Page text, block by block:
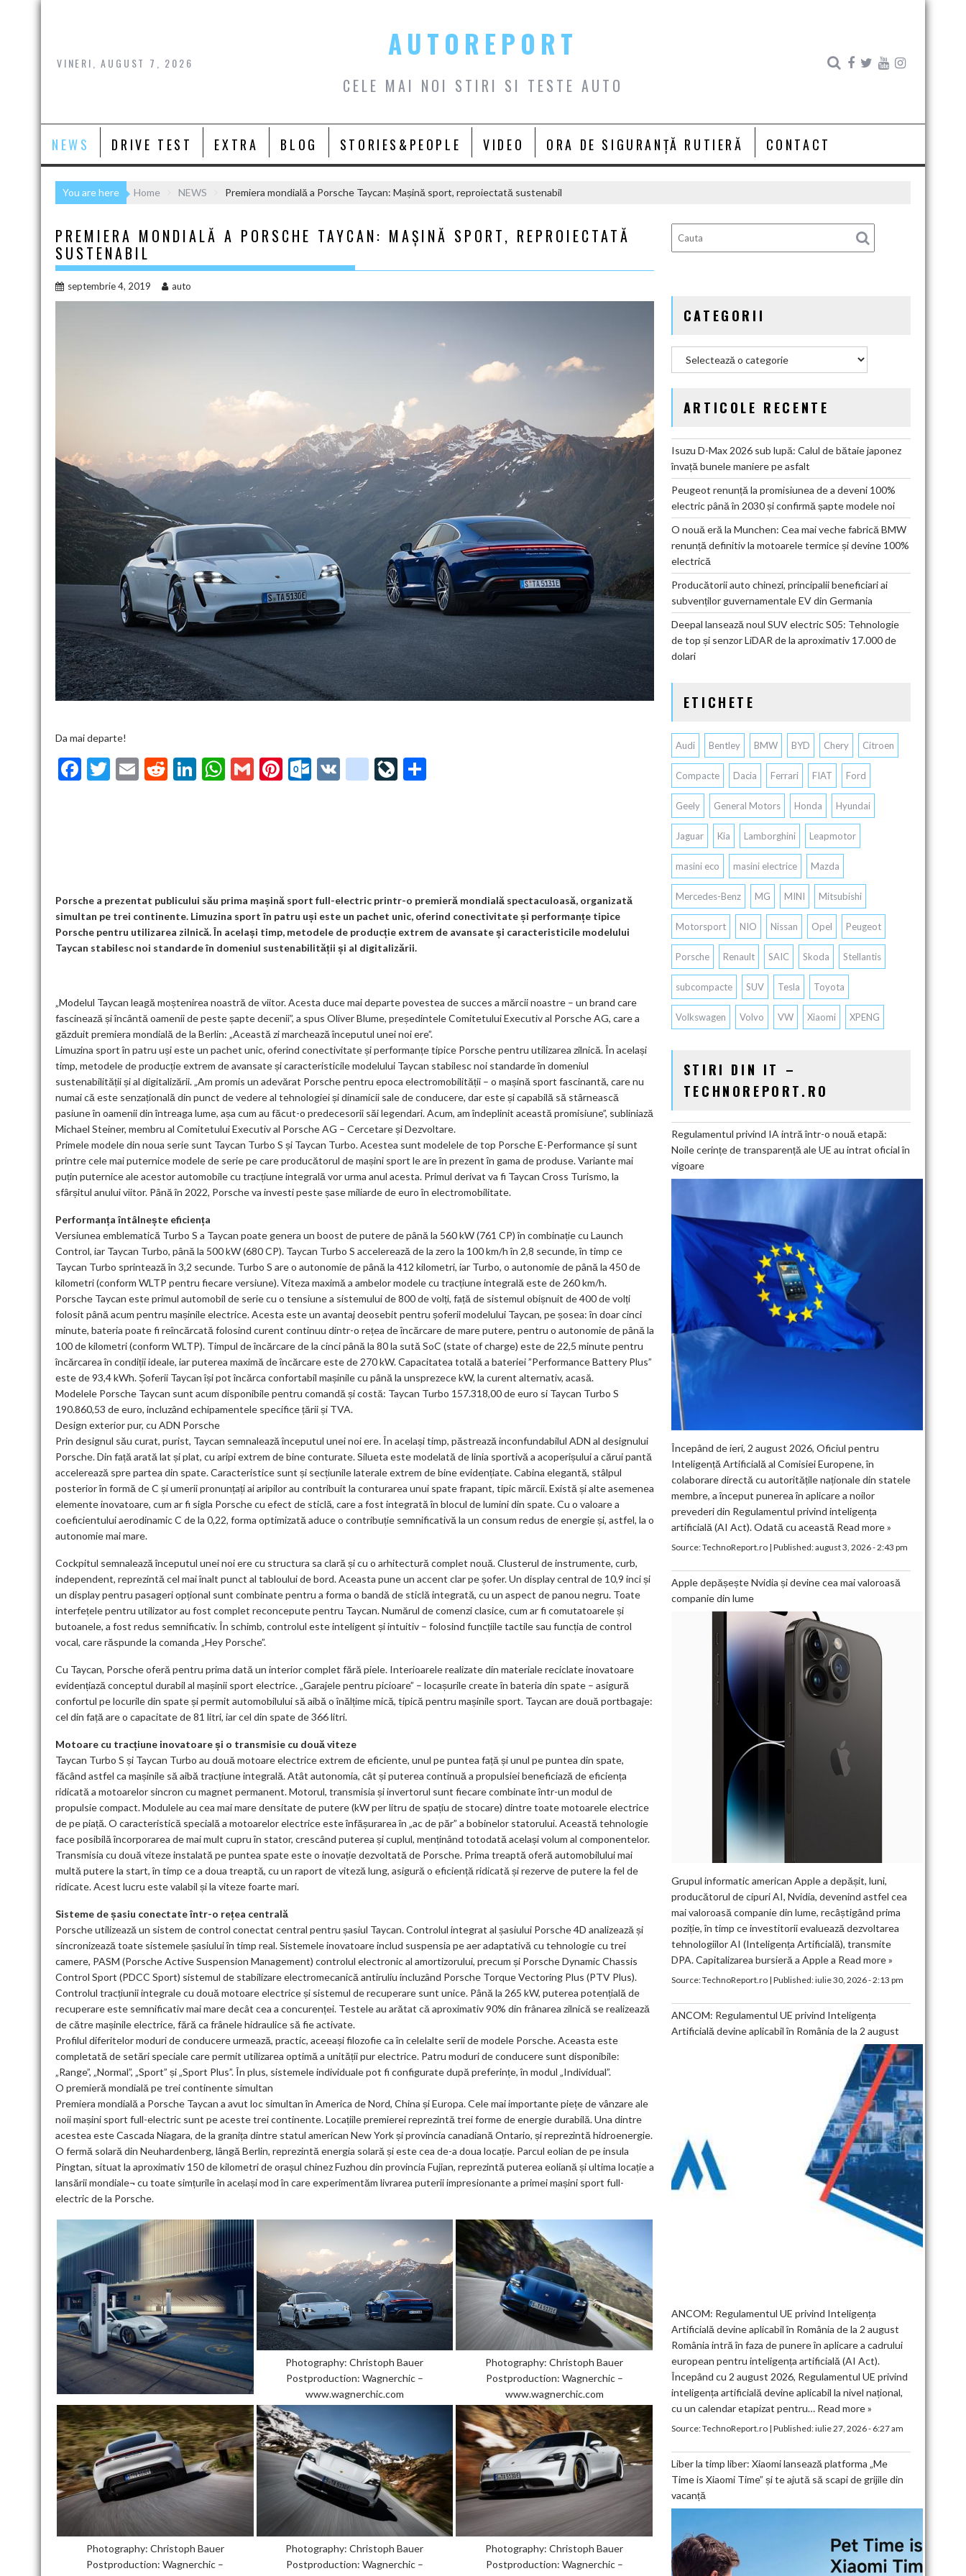
Skip
VINERI, AUGUST 7, 2026
AUTOREPORT
CELE MAI NOI STIRI SI TESTE AUTO
NEWS DRIVE TEST EXTRA BLOG STORIES&PEOPLE VIDEO ORA DE SIGURANȚĂ RUTIERĂ CONTACT
You are here Home NEWS Premiera mondială a Porsche Taycan: Mașină sport, reproiectată sustenabil
PREMIERA MONDIALĂ A PORSCHE TAYCAN: MAȘINĂ SPORT, REPROIECTATĂ
SUSTENABIL
septembrie 4, 2019 auto
Da mai departe!
F
k
T
E
R
Li W
p
G
Pi O
m
V
g
o
o
k
ar
ks
Li
Porsche a prezentat publicului său prima mașină sport full-electric printr-o premieră mondială spectaculoasă, organizată
simultan pe trei continente. Limuzina sport în patru uși este un pachet unic, oferind conectivitate și performanțe tipice
Porsche pentru utilizarea zilnică. În același timp, metodele de producție extrem de avansate și caracteristicile modelului
Taycan stabilesc noi standarde în domeniul sustenabilității și al digitalizării.
„Modelul Taycan leagă moștenirea noastră de viitor. Acesta duce mai departe povestea de succes a mărcii noastre – un brand care
fascinează și încântă oamenii de peste șapte decenii”, a spus Oliver Blume, președintele Comitetului Executiv al Porsche AG, care a
găzduit premiera mondială de la Berlin: „Această zi marchează începutul unei noi ere”.
Limuzina sport în patru uși este un pachet unic, oferind conectivitate și performanțe tipice Porsche pentru utilizarea zilnică. În același
timp, metodele de producție extrem de avansate și caracteristicile modelului Taycan stabilesc noi standarde în domeniul
sustenabilității și al digitalizării. „Am promis un adevărat Porsche pentru epoca electromobilității – o mașină sport fascinantă, care nu
numai că este senzațională din punct de vedere al tehnologiei și dinamicii sale de conducere, dar este și capabilă să stârnească
pasiune în oamenii din întreaga lume, așa cum au făcut-o predecesorii săi legendari. Acum, am îndeplinit această promisiune”, subliniază
Michael Steiner, membru al Comitetului Executiv al Porsche AG – Cercetare și Dezvoltare.
Primele modele din noua serie sunt Taycan Turbo S și Taycan Turbo. Acestea sunt modelele de top Porsche E-Performance și sunt
printre cele mai puternice modele de serie pe care producătorul de mașini sport le are în prezent în gama de produse. Variante mai
puțin puternice ale acestor automobile cu tracțiune integrală vor urma anul acesta. Primul derivat va fi Taycan Cross Turismo, la
sfârșitul anului viitor. Până în 2022, Porsche va investi peste șase miliarde de euro în electromobilitate.
Performanța întâlnește eficiența
Versiunea emblematică Turbo S a Taycan poate genera un boost de putere de până la 560 kW (761 CP) în combinație cu Launch
Control, iar Taycan Turbo, până la 500 kW (680 CP). Taycan Turbo S accelerează de la zero la 100 km/h în 2,8 secunde, în timp ce
Taycan Turbo sprintează în 3,2 secunde. Turbo S are o autonomie de până la 412 kilometri, iar Turbo, o autonomie de până la 450 de
kilometri (conform WLTP pentru fiecare versiune). Viteza maximă a ambelor modele cu tracțiune integrală este de 260 km/h.
Porsche Taycan este primul automobil de serie cu o tensiune a sistemului de 800 de volți, față de sistemul obișnuit de 400 de volți
folosit până acum pentru mașinile electrice. Acesta este un avantaj deosebit pentru șoferii modelului Taycan, pe șosea: în doar cinci
minute, bateria poate fi reîncărcată folosind curent continuu dintr-o rețea de încărcare de mare putere, pentru o autonomie de până la
100 de kilometri (conform WLTP). Timpul de încărcare de la cinci până la 80 la sută SoC (state of charge) este de 22,5 minute pentru
încărcarea în condiții ideale, iar puterea maximă de încărcare este de 270 kW. Capacitatea totală a bateriei ”Performance Battery Plus”
este de 93,4 kWh. Șoferii Taycan își pot încărca confortabil mașinile cu până la unsprezece kW, la curent alternativ, acasă.
Modelele Porsche Taycan sunt acum disponibile pentru comandă și costă: Taycan Turbo 157.318,00 de euro si Taycan Turbo S
190.860,53 de euro, incluzând echipamentele specifice țării și TVA.
Design exterior pur, cu ADN Porsche
Prin designul său curat, purist, Taycan semnalează începutul unei noi ere. În același timp, păstrează inconfundabilul ADN al designului
Porsche. Din față arată lat și plat, cu aripi extrem de bine conturate. Silueta este modelată de linia sportivă a acoperișului a cărui pantă
accelerează spre partea din spate. Caracteristice sunt și secțiunile laterale extrem de bine evidențiate. Cabina elegantă, stâlpul
posterior în formă de C și umerii pronunțați ai aripilor au contribuit la conturarea unui spate frapant, tipic mărcii. Există și alte asemenea
elemente inovatoare, cum ar fi sigla Porsche cu efect de sticlă, care a fost integrată în blocul de lumini din spate. Cu o valoare a
coeficientului aerodinamic C de la 0,22, forma optimizată aduce o contribuție semnificativă la un consum redus de energie și, astfel, la o
autonomie mai mare.
Cockpitul semnalează începutul unei noi ere cu structura sa clară și cu o arhitectură complet nouă. Clusterul de instrumente, curb,
independent, reprezintă cel mai înalt punct al tabloului de bord. Aceasta pune un accent clar pe șofer. Un display central de 10,9 inci și
un display pentru pasageri opțional sunt combinate pentru a forma o bandă de sticlă integrată, cu un aspect de panou negru. Toate
interfețele pentru utilizator au fost complet reconcepute pentru Taycan. Numărul de comenzi clasice, cum ar fi comutatoarele și
butoanele, a fost redus semnificativ. În schimb, controlul este inteligent și intuitiv – folosind funcțiile tactile sau funcția de control
vocal, care răspunde la comanda „Hey Porsche”.
Cu Taycan, Porsche oferă pentru prima dată un interior complet fără piele. Interioarele realizate din materiale reciclate inovatoare
evidențiază conceptul durabil al mașinii sport electrice. „Garajele pentru picioare” – locașurile create în bateria din spate – asigură
confortul pe locurile din spate și permit automobilului să aibă o înălțime mică, tipică pentru mașinile sport. Taycan are două portbagaje:
cel din față are o capacitate de 81 litri, iar cel din spate de 366 litri.
Motoare cu tracțiune inovatoare și o transmisie cu două viteze
Taycan Turbo S și Taycan Turbo au două motoare electrice extrem de eficiente, unul pe puntea față și unul pe puntea din spate,
făcând astfel ca mașinile să aibă tracțiune integrală. Atât autonomia, cât și puterea continuă a propulsiei beneficiază de eficiența
ridicată a motoarelor sincron cu magnet permanent. Motorul, transmisia și invertorul sunt fiecare combinate într-un modul de
propulsie compact. Modulele au cea mai mare densitate de putere (kW per litru de spațiu de stocare) dintre toate motoarele electrice
de pe piață. O caracteristică specială a motoarelor electrice este înfășurarea în „ac de păr” a bobinelor statorului. Această tehnologie
face posibilă încorporarea de mai mult cupru în stator, crescând puterea și cuplul, menținând totodată același volum al componentelor.
Transmisia cu două viteze instalată pe puntea spate este o inovație dezvoltată de Porsche. Prima treaptă oferă automobilului mai
multă putere la start, în timp ce a doua treaptă, cu un raport de viteză lung, asigură o eficiență ridicată și rezerve de putere la fel de
ridicate. Acest lucru este valabil și la viteze foarte mari.
Sisteme de șasiu conectate într-o rețea centrală
Porsche utilizează un sistem de control conectat central pentru șasiul Taycan. Controlul integrat al șasiului Porsche 4D analizează și
sincronizează toate sistemele șasiului în timp real. Sistemele inovatoare includ suspensia pe aer adaptativă cu tehnologie cu trei
camere, PASM (Porsche Active Suspension Management) controlul electronic al amortizorului, precum și Porsche Dynamic Chassis
Control Sport (PDCC Sport) sistemul de stabilizare electromecanică antiruliu incluzând Porsche Torque Vectoring Plus (PTV Plus).
Controlul tracțiunii integrale cu două motoare electrice și sistemul de recuperare sunt unice. Până la 265 kW, puterea potențială de
recuperare este semnificativ mai mare decât cea a concurenței. Testele au arătat că aproximativ 90% din frânarea zilnică se realizează
de către mașinile electrice, fără ca frânele hidraulice să fie activate.
Profilul diferitelor moduri de conducere urmează, practic, aceeași filozofie ca în celelalte serii de modele Porsche. Aceasta este
completată de setări speciale care permit utilizarea optimă a unității pur electrice. Patru moduri de conducere sunt disponibile:
„Range”, „Normal”, „Sport” și „Sport Plus”. În plus, sistemele individuale pot fi configurate după preferințe, în modul „Individual”.
O premieră mondială pe trei continente simultan
Premiera mondială a Porsche Taycan a avut loc simultan în America de Nord, China și Europa. Cele mai importante piețe de vânzare ale
noii mașini sport full-electric sunt pe aceste trei continente. Locațiile premierei reprezintă trei forme de energie durabilă. Una dintre
acestea este Cascada Niagara, de la granița dintre statul american New York și provincia canadiană Ontario, și reprezintă hidroenergie.
O fermă solară din Neuhardenberg, lângă Berlin, reprezintă energia solară și este cea de-a doua locație. Parcul eolian de pe insula
Pingtan, situat la aproximativ 150 de kilometri de orașul chinez Fuzhou din provincia Fujian, reprezintă puterea eoliană și ultima locație a
lansării mondiale¬ cu toate simțurile în același mod în care experimentăm livrarea puterii impresionante a primei mașini sport full-
electric de la Porsche.
Photography: Christoph Bauer
Postproduction: Wagnerchic –
www.wagnerchic.com
Photography: Christoph Bauer
Postproduction: Wagnerchic –
www.wagnerchic.com
Photography: Christoph Bauer
Postproduction: Wagnerchic –
Photography: Christoph Bauer
Postproduction: Wagnerchic –
Photography: Christoph Bauer
Postproduction: Wagnerchic –
CATEGORII
ARTICOLE RECENTE
Isuzu D-Max 2026 sub lupă: Calul de bătaie japonez
învață bunele maniere pe asfalt
Peugeot renunță la promisiunea de a deveni 100%
electric până în 2030 și confirmă șapte modele noi
O nouă eră la Munchen: Cea mai veche fabrică BMW
renunță definitiv la motoarele termice și devine 100%
electrică
Producătorii auto chinezi, principalii beneficiari ai
subvenților guvernamentale EV din Germania
Deepal lansează noul SUV electric S05: Tehnologie
de top și senzor LiDAR de la aproximativ 17.000 de
dolari
ETICHETE
Audi Bentley BMW BYD Chery Citroen
Compacte Dacia Ferrari FIAT Ford
Geely General Motors Honda Hyundai
Jaguar Kia Lamborghini Leapmotor
masini eco masini electrice Mazda
Mercedes-Benz MG MINI Mitsubishi
Motorsport NIO Nissan Opel Peugeot
Porsche Renault SAIC Skoda Stellantis
subcompacte SUV Tesla Toyota
Volkswagen Volvo VW Xiaomi XPENG
STIRI DIN IT –
TECHNOREPORT.RO
Regulamentul privind IA intră într-o nouă etapă:
Noile cerințe de transparență ale UE au intrat oficial în
vigoare
Începând de ieri, 2 august 2026, Oficiul pentru
Inteligență Artificială al Comisiei Europene, în
colaborare directă cu autoritățile naționale din statele
membre, a început punerea în aplicare a noilor
prevederi din Regulamentul privind inteligența
artificială (AI Act). Odată cu această Read more »
Source:TechnoReport.ro| Published:august 3, 2026 - 2:43 pm
Apple depășește Nvidia și devine cea mai valoroasă
companie din lume
Grupul informatic american Apple a depășit, luni,
producătorul de cipuri AI, Nvidia, devenind astfel cea
mai valoroasă companie din lume, recâștigând prima
poziție, în timp ce investitorii evaluează dezvoltarea
tehnologiilor AI (Inteligența Artificială), transmite
DPA. Capitalizarea bursieră a Apple a Read more »
Source:TechnoReport.ro| Published:iulie 30, 2026 - 2:13 pm
ANCOM: Regulamentul UE privind Inteligența
Artificială devine aplicabil în România de la 2 august
ANCOM: Regulamentul UE privind Inteligența
Artificială devine aplicabil în România de la 2 august
România intră în faza de punere în aplicare a cadrului
european pentru inteligența artificială (AI Act).
Începând cu 2 august 2026, Regulamentul UE privind
inteligența artificială devine aplicabil la nivel național,
cu un calendar etapizat pentru… Read more »
Source:TechnoReport.ro| Published:iulie 27, 2026 - 6:27 am
Liber la timp liber: Xiaomi lansează platforma „Me
Time is Xiaomi Time” și te ajută să scapi de grijile din
vacanță